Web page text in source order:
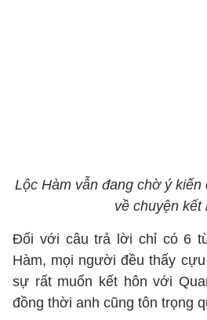
Lộc Hàm vẫn đang chờ ý
về chuyện kết
Đối với câu trả lời chỉ có 6
Hàm, mọi người đều thấy
sự rất muốn kết hôn với
đồng thời anh cũng tôn trọng